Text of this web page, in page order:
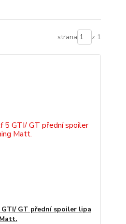
strana z 1
GT přední spoiler lipa